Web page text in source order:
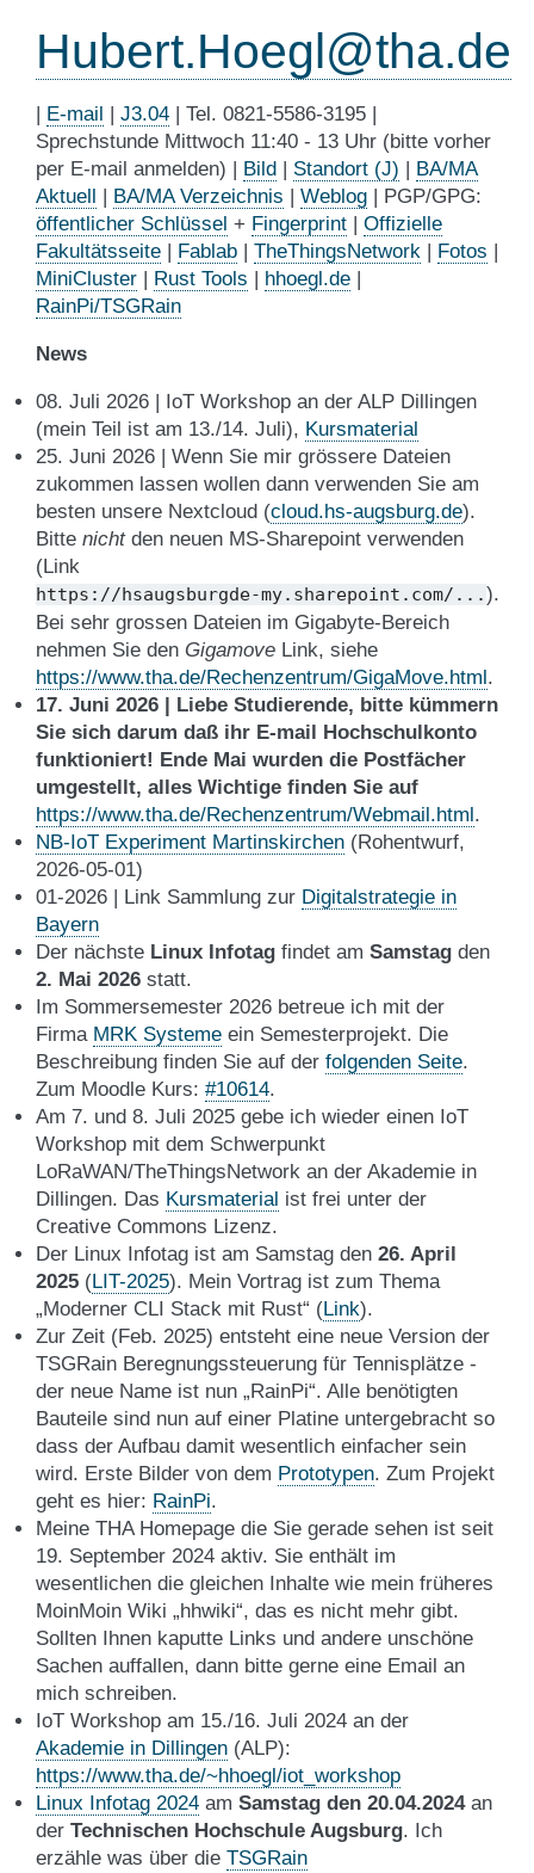
Hubert.Hoegl@tha.de
| E-mail | J3.04 | Tel. 0821-5586-3195 |
Sprechstunde Mittwoch 11:40 - 13 Uhr (bitte vorher
per E-mail anmelden) | Bild | Standort (J) | BA/MA
Aktuell | BA/MA Verzeichnis | Weblog | PGP/GPG:
öffentlicher Schlüssel + Fingerprint | Offizielle
Fakultätsseite | Fablab | TheThingsNetwork | Fotos |
MiniCluster | Rust Tools | hhoegl.de |
RainPi/TSGRain
News
08. Juli 2026 | IoT Workshop an der ALP Dillingen
(mein Teil ist am 13./14. Juli), Kursmaterial
25. Juni 2026 | Wenn Sie mir grössere Dateien
zukommen lassen wollen dann verwenden Sie am
besten unsere Nextcloud (cloud.hs-augsburg.de).
Bitte nichtden neuen MS-Sharepoint verwenden
(Link
https://hsaugsburgde-my.sharepoint.com/...).
Bei sehr grossen Dateien im Gigabyte-Bereich
nehmen Sie den Gigamove Link, siehe
https://www.tha.de/Rechenzentrum/GigaMove.html.
17. Juni 2026 | Liebe Studierende, bitte kümmern
Sie sich darum daß ihr E-mail Hochschulkonto
funktioniert! Ende Mai wurden die Postfächer
umgestellt, alles Wichtige finden Sie auf
https://www.tha.de/Rechenzentrum/Webmail.html.
NB-IoT Experiment Martinskirchen (Rohentwurf,
2026-05-01)
01-2026 | Link Sammlung zur Digitalstrategie in
Bayern
Der nächste Linux Infotag findet am Samstag den
2. Mai 2026 statt.
Im Sommersemester 2026 betreue ich mit der
Firma MRK Systeme ein Semesterprojekt. Die
Beschreibung finden Sie auf der folgenden Seite.
Zum Moodle Kurs: #10614.
Am 7. und 8. Juli 2025 gebe ich wieder einen IoT
Workshop mit dem Schwerpunkt
LoRaWAN/TheThingsNetwork an der Akademie in
Dillingen. Das Kursmaterial ist frei unter der
Creative Commons Lizenz.
Der Linux Infotag ist am Samstag den 26. April
2025 (LIT-2025). Mein Vortrag ist zum Thema
„Moderner CLI Stack mit Rust“ (Link).
Zur Zeit (Feb. 2025) entsteht eine neue Version der
TSGRain Beregnungssteuerung für Tennisplätze -
der neue Name ist nun „RainPi“. Alle benötigten
Bauteile sind nun auf einer Platine untergebracht so
dass der Aufbau damit wesentlich einfacher sein
wird. Erste Bilder von dem Prototypen. Zum Projekt
geht es hier: RainPi.
Meine THA Homepage die Sie gerade sehen ist seit
19. September 2024 aktiv. Sie enthält im
wesentlichen die gleichen Inhalte wie mein früheres
MoinMoin Wiki „hhwiki“, das es nicht mehr gibt.
Sollten Ihnen kaputte Links und andere unschöne
Sachen auffallen, dann bitte gerne eine Email an
mich schreiben.
IoT Workshop am 15./16. Juli 2024 an der
Akademie in Dillingen (ALP):
https://www.tha.de/~hhoegl/iot_workshop
Linux Infotag 2024 am Samstag den 20.04.2024an
der Technischen Hochschule Augsburg. Ich
erzähle was über die TSGRain